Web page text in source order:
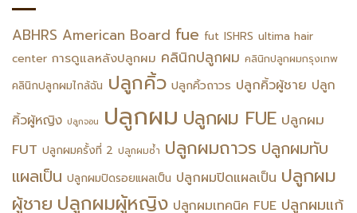
ABHRS American Board fue fut ISHRS ultima hair
center การดูแลหลังปลูกผม คลินิกปลูกผม คลินิกปลูกผมกรุงเทพ
คลินิกปลูกผมไกล้ฉัน ปลูกคิ้ว ปลูกคิ้วถาวร ปลูกคิ้วผู้ชาย ปลูก
คิ้วผู้หญิง ปลูกจอน ปลูกผม ปลูกผม FUE ปลูกผม
FUT ปลูกผมครั้งที่ 2 ปลูกผมซ้ำ ปลูกผมถาวร ปลูกผมทับ
แผลเป็น ปลูกผมปิดรอยแผลเป็น ปลูกผมปิดแผลเป็น ปลูกผม
ผู้ชาย ปลูกผมผู้หญิง ปลูกผมเทคนิค FUE ปลูกผมแก้